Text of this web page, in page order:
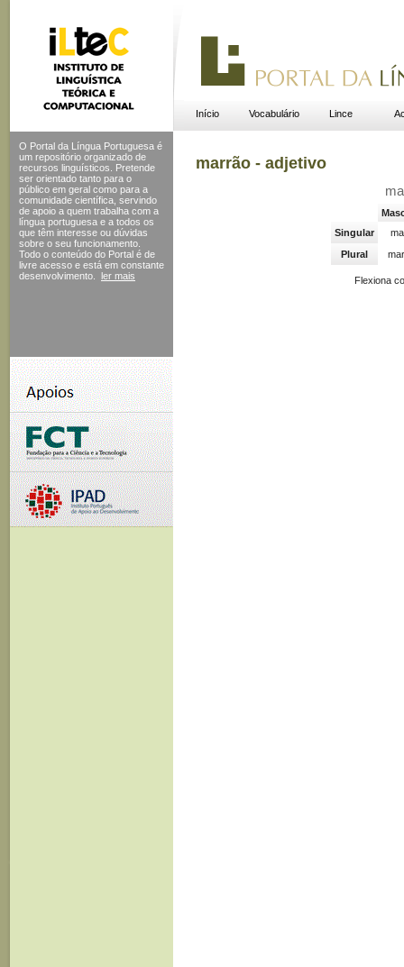
Início Vocabulário Lince
O Portal da Língua Portuguesa é
um repositório organizado de
recursos linguísticos. Pretende
ser orientado tanto para o
público em geral como para a
comunidade científica, servindo
de apoio a quem trabalha com a
língua portuguesa e a todos os
que têm interesse ou dúvidas
sobre o seu funcionamento.
Todo o conteúdo do Portal é de
livre acesso e está em constante
desenvolvimento.
ler mais
marrão - adjetivo
Singular
Plural
Flexiona